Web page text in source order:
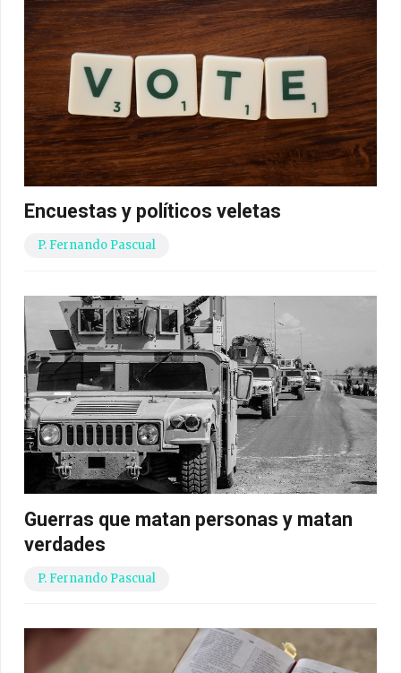
Encuestas y políticos veletas
P. Fernando Pascual
Guerras que matan personas y matan
verdades
P. Fernando Pascual